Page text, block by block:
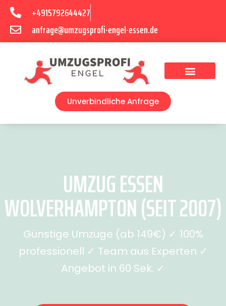
+4915792644427
anfrage@umzugsprofi-engel-essen.de
Unverbindliche Anfrage
UMZUG ESSEN
WOLVERHAMPTON (SEIT 2007)
Günstige Umzüge (ab 149€) ✓ 100%
professionell ✓ Team aus Experten ✓
Angebot in 60 Sek. ✓